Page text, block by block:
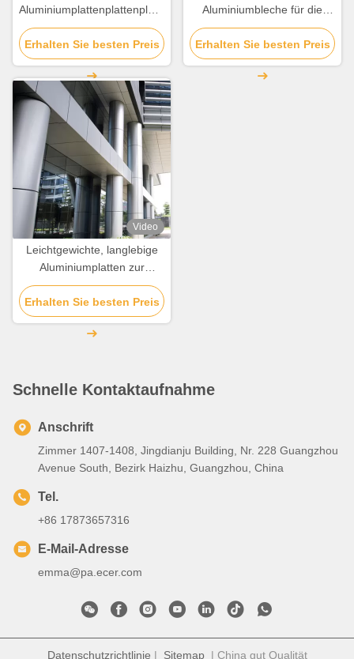
Aluminiumplattenplattenplatten,
hergestellt und angepasst
für Wanddekoration
Erhalten Sie besten Preis
Aluminiumbleche für die
Gebäudekoration
Erhalten Sie besten Preis
Video
Leichtgewichte, langlebige
Aluminiumplatten zur
Dekoration von Fassaden
und Baldachin
Erhalten Sie besten Preis
Schnelle Kontaktaufnahme
Anschrift
Zimmer 1407-1408, Jingdianju Building, Nr. 228 Guangzhou
Avenue South, Bezirk Haizhu, Guangzhou, China
Tel.
+86 17873657316
E-Mail-Adresse
emma@pa.ecer.com
Datenschutzrichtlinie | Sitemap| China gut Qualität